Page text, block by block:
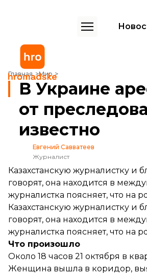
Главная Мир
В Украине арестована журналистка,
В Украине
от
известно
Евгений Савватеев
Журналист
Казахстанскую журналистку и
говорят, она находится в
журналистка поясняет, что на
Казахстанскую журналистку и
говорят, она находится в
журналистка поясняет, что на
Что произошло
Около 18 часов 21 октября в
Женщина вышла в коридор,